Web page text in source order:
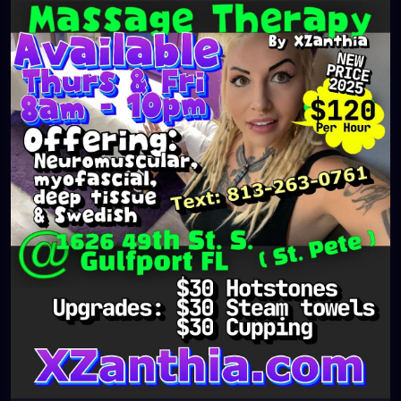
#MassageBenefits
#HolisticHealing#Rejuvenate
#MassageTime